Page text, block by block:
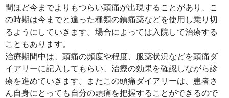
間ほど今までよりもつらい頭痛が出現することがあり、こ
の時期は今までと違った種類の鎮痛薬などを使用し乗り切
るようにしていきます。場合によっては入院して治療する
こともあります。
治療期間中は、頭痛の頻度や程度、服薬状況などを頭痛ダ
イアリーに記入してもらい、治療の効果を確認しながら診
療を進めていきます。またこの頭痛ダイアリーは、患者さ
ん自身にとっても自分の頭痛を把握することができるので